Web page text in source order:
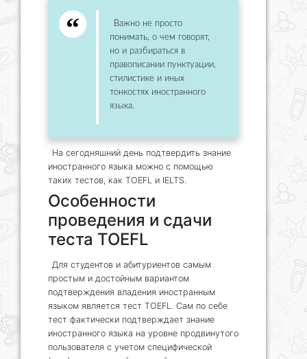
Важно не просто
понимать, о чем говорят,
но и разбираться в
правописании пунктуации,
стилистике и иных
тонкостях иностранного
языка.
На сегодняшний день подтвердить знание
иностранного языка можно с помощью
таких тестов, как TOEFL и IELTS.
Особенности
проведения и сдачи
теста TOEFL
Для студентов и абитуриентов самым
простым и достойным вариантом
подтверждения владения иностранным
языком является тест TOEFL. Сам по себе
тест фактически подтверждает знание
иностранного языка на уровне продвинутого
пользователя с учетом специфической